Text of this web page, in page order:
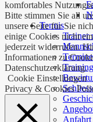
Tennis
Trainer
Anfahrt
komfortables
Bitte stimmen Sie all
unsere Seite für Sie
einige Cookies nicht
jederzeit widerrufen.
Informationen zu
Datenschutzerklärung.
Cookie Einstellungen
Privacy & Cookies